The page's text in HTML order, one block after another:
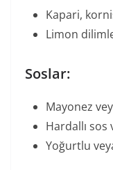
Kapari,
Limon
Soslar:
Mayonez
Hardallı sos
Yoğurtlu